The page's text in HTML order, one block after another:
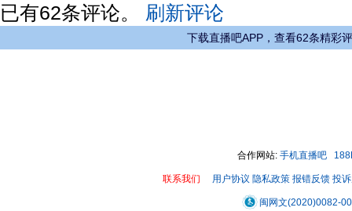
已有62条评论。 刷新评论
下载直播吧APP，查看62条精彩
合作网站: 手机直播吧
联系我们 用户协议 隐私政策 报错反馈 投
闽网文(2020)0082-